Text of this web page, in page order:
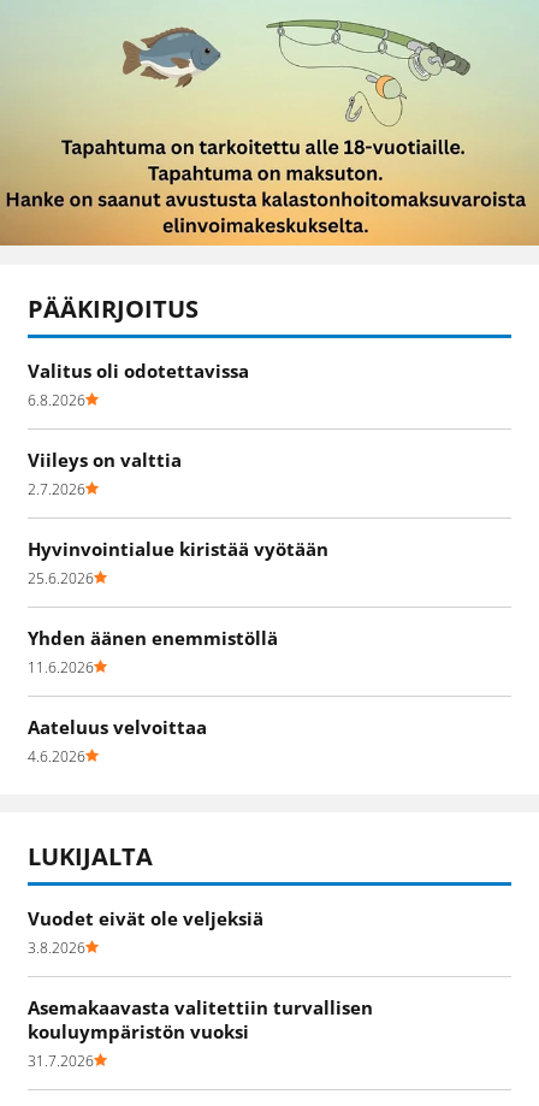
PÄÄKIRJOITUS
Valitus oli odotettavissa
6.8.2026
Viileys on valttia
2.7.2026
Hyvinvointialue kiristää vyötään
25.6.2026
Yhden äänen enemmistöllä
11.6.2026
Aateluus velvoittaa
4.6.2026
LUKIJALTA
Vuodet eivät ole veljeksiä
3.8.2026
Asemakaavasta valitettiin turvallisen
kouluympäristön vuoksi
31.7.2026